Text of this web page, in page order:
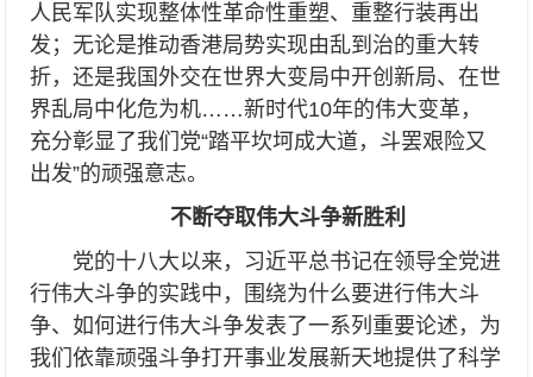
人民军队实现整体性革命性重塑、重整行装再出
发；无论是推动香港局势实现由乱到治的重大转
折，还是我国外交在世界大变局中开创新局、在世
界乱局中化危为机……新时代10年的伟大变革，
充分彰显了我们党“踏平坎坷成大道，斗罢艰险又
出发”的顽强意志。
不断夺取伟大斗争新胜利
党的十八大以来，习近平总书记在领导全党进
行伟大斗争的实践中，围绕为什么要进行伟大斗
争、如何进行伟大斗争发表了一系列重要论述，为
我们依靠顽强斗争打开事业发展新天地提供了科学